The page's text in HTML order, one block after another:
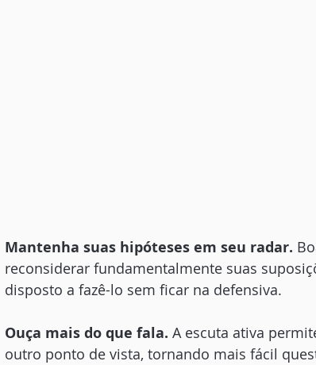
Mantenha suas hipóteses em seu radar.
reconsiderar fundamentalmente suas
disposto a fazê-lo sem ficar na defensiva.
Ouça mais do que fala. A escuta ativa
outro ponto de vista, tornando mais fácil